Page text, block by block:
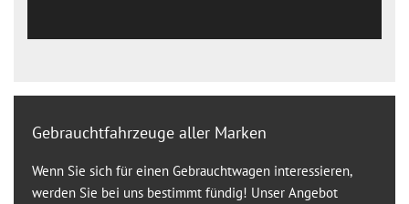
Gebrauchtfahrzeuge aller Marken
Wenn Sie sich für einen Gebrauchtwagen interessieren,
werden Sie bei uns bestimmt fündig! Unser Angebot